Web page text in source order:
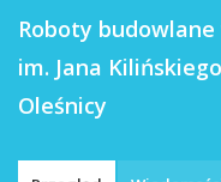
Roboty
im. Jana
Oleśnicy